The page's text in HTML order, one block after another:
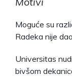
Moguće su
Radeka nije
Universitas
bivšom